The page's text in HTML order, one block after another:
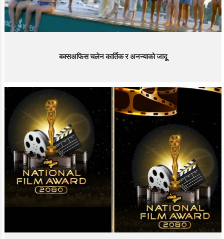
बक्सअफिस चलेन कार्तिक र अनन्याको जादू